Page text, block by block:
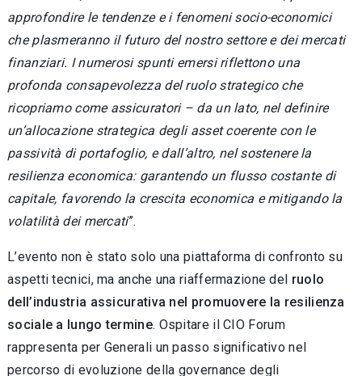
approfondire le tendenze e i fenomeni socio-economici
che plasmeranno il futuro del nostro settore e dei mercati
finanziari. I numerosi spunti emersi riflettono una
profonda consapevolezza del ruolo strategico che
ricopriamo come assicuratori – da un lato, nel definire
un’allocazione strategica degli asset coerente con le
passività di portafoglio, e dall’altro, nel sostenere la
resilienza economica: garantendo un flusso costante di
capitale, favorendo la crescita economica e mitigando la
volatilità dei mercati”.
L’evento non è stato solo una piattaforma di confronto su
aspetti tecnici, ma anche una riaffermazione del ruolo
dell’industria assicurativa nel promuovere la resilienza
sociale a lungo termine. Ospitare il CIO Forum
rappresenta per Generali un passo significativo nel
percorso di evoluzione della governance degli